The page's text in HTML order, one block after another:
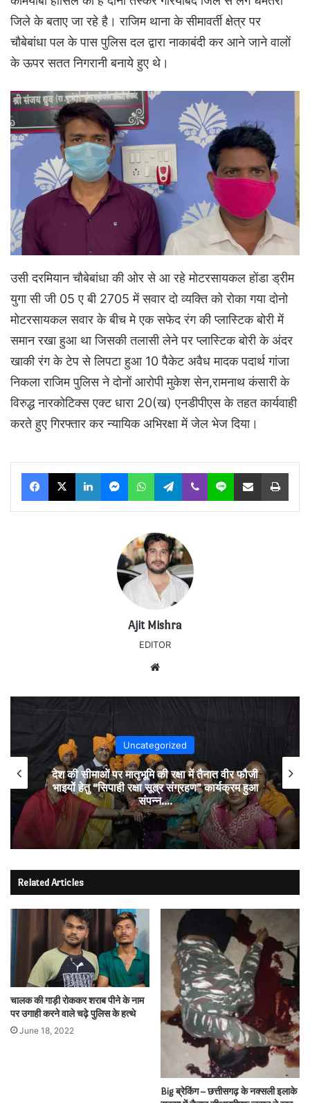
जिले के बताए जा रहे है। राजिम थाना के सीमावर्ती क्षेत्र पर
चौबेबांधा पल के पास पुलिस दल द्वारा नाकाबंदी कर आने जाने वालों
के ऊपर सतत निगरानी बनाये हुए थे।
उसी दरमियान चौबेबांधा की ओर से आ रहे मोटरसायकल होंडा ड्रीम
युगा सी जी 05 ए बी 2705 में सवार दो व्यक्ति को रोका गया दोनो
मोटरसायकल सवार के बीच मे एक सफेद रंग की प्लास्टिक बोरी में
समान रखा हुआ था जिसकी तलासी लेने पर प्लास्टिक बोरी के अंदर
खाकी रंग के टेप से लिपटा हुआ 10 पैकेट अवैध मादक पदार्थ गांजा
निकला राजिम पुलिस ने दोनों आरोपी मुकेश सेन,रामनाथ कंसारी के
विरुद्ध नारकोटिक्स एक्ट धारा 20(ख) एनडीपीएस के तहत कार्यवाही
करते हुए गिरफ्तार कर न्यायिक अभिरक्षा में जेल भेज दिया।
Facebook
X LinkedInMessengerWhatsAppTelegram
Viber Line Share via Email Print
Ajit Mishra
EDITOR
Uncategorized
देश की सीमाओं पर मातृभूमि की रक्षा में तैनात वीर फौजी
भाइयों हेतु “सिपाही रक्षा सूत्र संग्रहण” कार्यक्रम हुआ
संपन्न….
Related Articles
चालक की गाड़ी रोककर शराब पीने के नाम
पर उगाही करने वाले चढ़े पुलिस के हत्थे
June 18, 2022
Big ब्रेकिंग – छत्तीसगढ़ के नक्सली इलाके